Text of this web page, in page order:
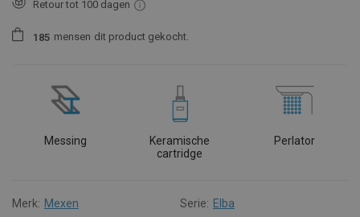
Retour tot 100 dagen
1 85 mensen dit product gekocht.
Messing
Keramische
cartridge
Perlator
Merk: Mexen Serie: Elba